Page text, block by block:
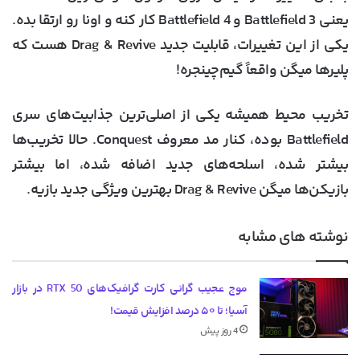
یعنی Battlefield 3 وBattlefield 4کار کنه و اونا رو ارتقا بده.
یکی از این تغییرات، قابلیت جدیدDrag & Revive هست که
پلیرها میگن واقعاً گیم‌چینجره!
تخریب محیط همیشه یکی از اصلی‌ترین جذابیت‌های سری
Battlefield بوده، کنار مد معروف
Conquest. حالا تخریب‌ها
بیشتر شده، اسلحه‌های جدید اضافه شده، اما بیشتر
بازیکن‌ها میگن Drag & Revive بهترین ویژگی جدید بازیه.
نوشته های مشابه
موج عجیب گرانی کارت گرافیک‌های RTX 50 در بازار
آسیا؛ تا ۵۰ درصد افزایش قیمت!
4 روز پیش